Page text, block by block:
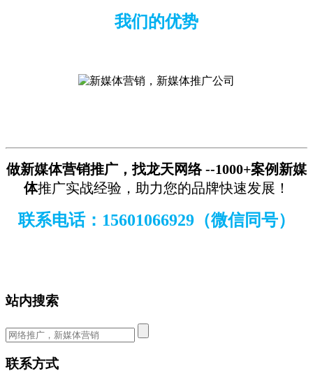
我们的优势
做新媒体营销推广，找龙天网络--1000+案例新媒
体推广实战经验，助力您的品牌快速发展！
联系电话：15601066929（微信同号）
站内搜索
联系方式